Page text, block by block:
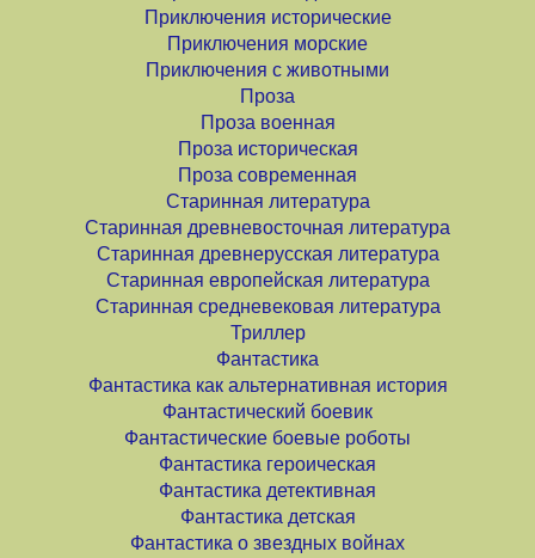
Приключения исторические
Приключения морские
Приключения с животными
Проза
Проза военная
Проза историческая
Проза современная
Старинная литература
Старинная древневосточная литература
Старинная древнерусская литература
Старинная европейская литература
Старинная средневековая литература
Триллер
Фантастика
Фантастика как альтернативная история
Фантастический боевик
Фантастические боевые роботы
Фантастика героическая
Фантастика детективная
Фантастика детская
Фантастика о звездных войнах